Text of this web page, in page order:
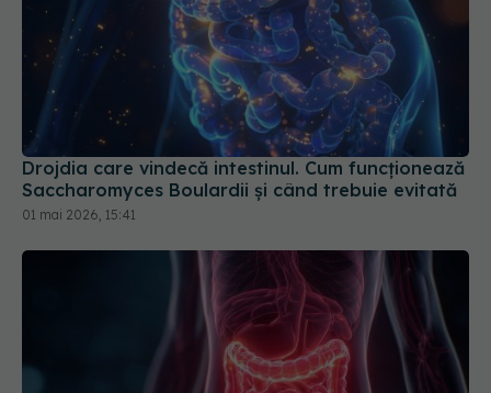
Drojdia care vindecă intestinul. Cum funcționează
Saccharomyces Boulardii și când trebuie evitată
01 mai 2026, 15:41